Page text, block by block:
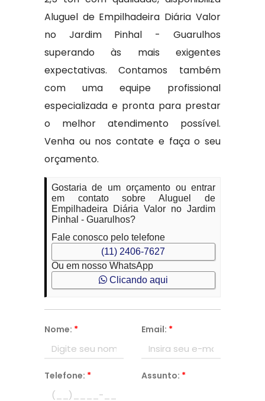
Aluguel de Empilhadeira Diária Valor
no Jardim Pinhal - Guarulhos
superando às mais exigentes
expectativas. Contamos também
com uma equipe profissional
especializada e pronta para prestar
o melhor atendimento possível.
Venha ou nos contate e faça o seu
orçamento.
Gostaria de um orçamento ou entrar
em contato sobre Aluguel de
Empilhadeira Diária Valor no Jardim
Pinhal - Guarulhos?
Fale conosco pelo telefone
(11) 2406-7627
Ou em nosso WhatsApp
Clicando aqui
Nome: * Email: *
Telefone: * Assunto: *